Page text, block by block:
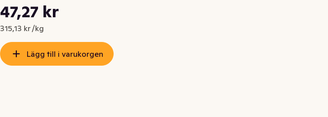
Nuvarande pris är: 47,27 kr
47,27 kr
315,13 kr /kg
Styckpris: 315,13 kr /kg
Lägg till i varukorgen